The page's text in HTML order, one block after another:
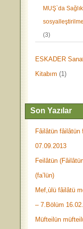
MUŞ`da
(3)
ESKADER
Kitabım (1)
Son Yazılar
Fâilâtün fâilâtün
07.09.2013
Feilâtün
(fa’lün)
Mef,ùlü fâilâtü
– 7.Bölüm
Müfteilün